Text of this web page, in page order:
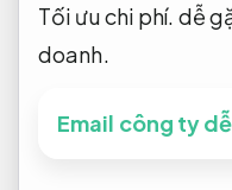
Tối ưu chi phí. dễ
doanh.
Email công ty